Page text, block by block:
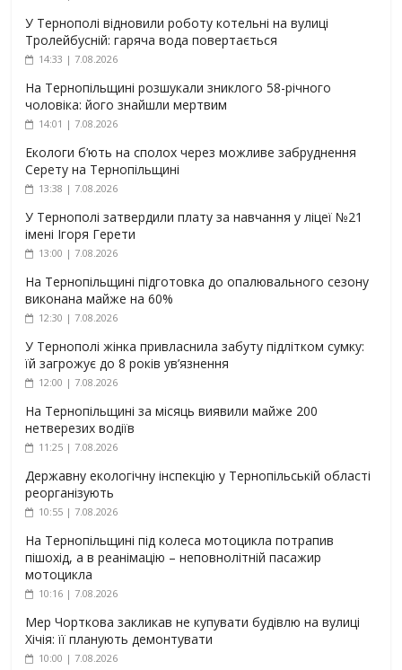
У Тернополі відновили роботу котельні на вулиці
Тролейбусній: гаряча вода повертається
14:33 | 7.08.2026
На Тернопільщині розшукали зниклого 58-річного
чоловіка: його знайшли мертвим
14:01 | 7.08.2026
Екологи б’ють на сполох через можливе забруднення
Серету на Тернопільщині
13:38 | 7.08.2026
У Тернополі затвердили плату за навчання у ліцеї №21
імені Ігоря Герети
13:00 | 7.08.2026
На Тернопільщині підготовка до опалювального сезону
виконана майже на 60%
12:30 | 7.08.2026
У Тернополі жінка привласнила забуту підлітком сумку:
їй загрожує до 8 років ув’язнення
12:00 | 7.08.2026
На Тернопільщині за місяць виявили майже 200
нетверезих водіїв
11:25 | 7.08.2026
Державну екологічну інспекцію у Тернопільській області
реорганізують
10:55 | 7.08.2026
На Тернопільщині під колеса мотоцикла потрапив
пішохід, а в реанімацію – неповнолітній пасажир
мотоцикла
10:16 | 7.08.2026
Мер Чорткова закликав не купувати будівлю на вулиці
Хічія: її планують демонтувати
10:00 | 7.08.2026